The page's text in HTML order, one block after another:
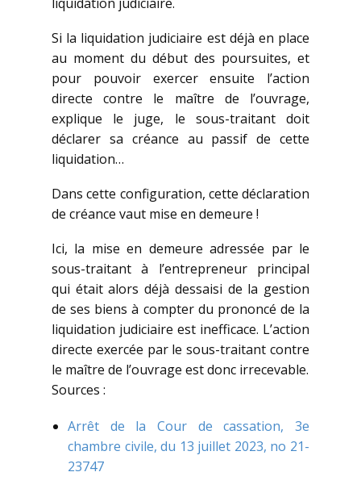
Si la liquidation judiciaire est déjà en place
au moment du début des poursuites, et
pour pouvoir exercer ensuite l’action
directe contre le maître de l’ouvrage,
explique le juge, le sous-traitant doit
déclarer sa créance au passif de cette
liquidation…
Dans cette configuration, cette déclaration
de créance vaut mise en demeure !
Ici, la mise en demeure adressée par le
sous-traitant à l’entrepreneur principal
qui était alors déjà dessaisi de la gestion
de ses biens à compter du prononcé de la
liquidation judiciaire est inefficace. L’action
directe exercée par le sous-traitant contre
le maître de l’ouvrage est donc irrecevable.
Sources :
Arrêt de la Cour de cassation, 3e
chambre civile, du 13 juillet 2023, no 21-
23747